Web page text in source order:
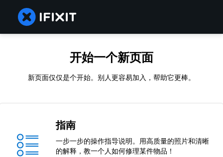
开始一个新页面
新页面仅仅是个开始。别人更容易加入，帮助它更棒。
指南
一步一步的操作指导说明。用高质量的照片和清晰
的解释，教一个人如何修理某件物品！